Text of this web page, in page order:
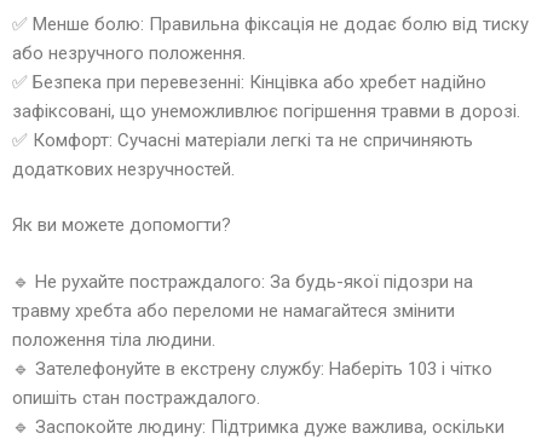
✅ Менше болю: Правильна фіксація не додає болю від тиску
або незручного положення.
✅ Безпека при перевезенні: Кінцівка або хребет надійно
зафіксовані, що унеможливлює погіршення травми в дорозі.
✅ Комфорт: Сучасні матеріали легкі та не спричиняють
додаткових незручностей.
Як ви можете допомогти?
🔹 Не рухайте постраждалого: За будь-якої підозри на
травму хребта або переломи не намагайтеся змінити
положення тіла людини.
🔹 Зателефонуйте в екстрену службу: Наберіть 103 і чітко
опишіть стан постраждалого.
🔹 Заспокойте людину: Підтримка дуже важлива, оскільки